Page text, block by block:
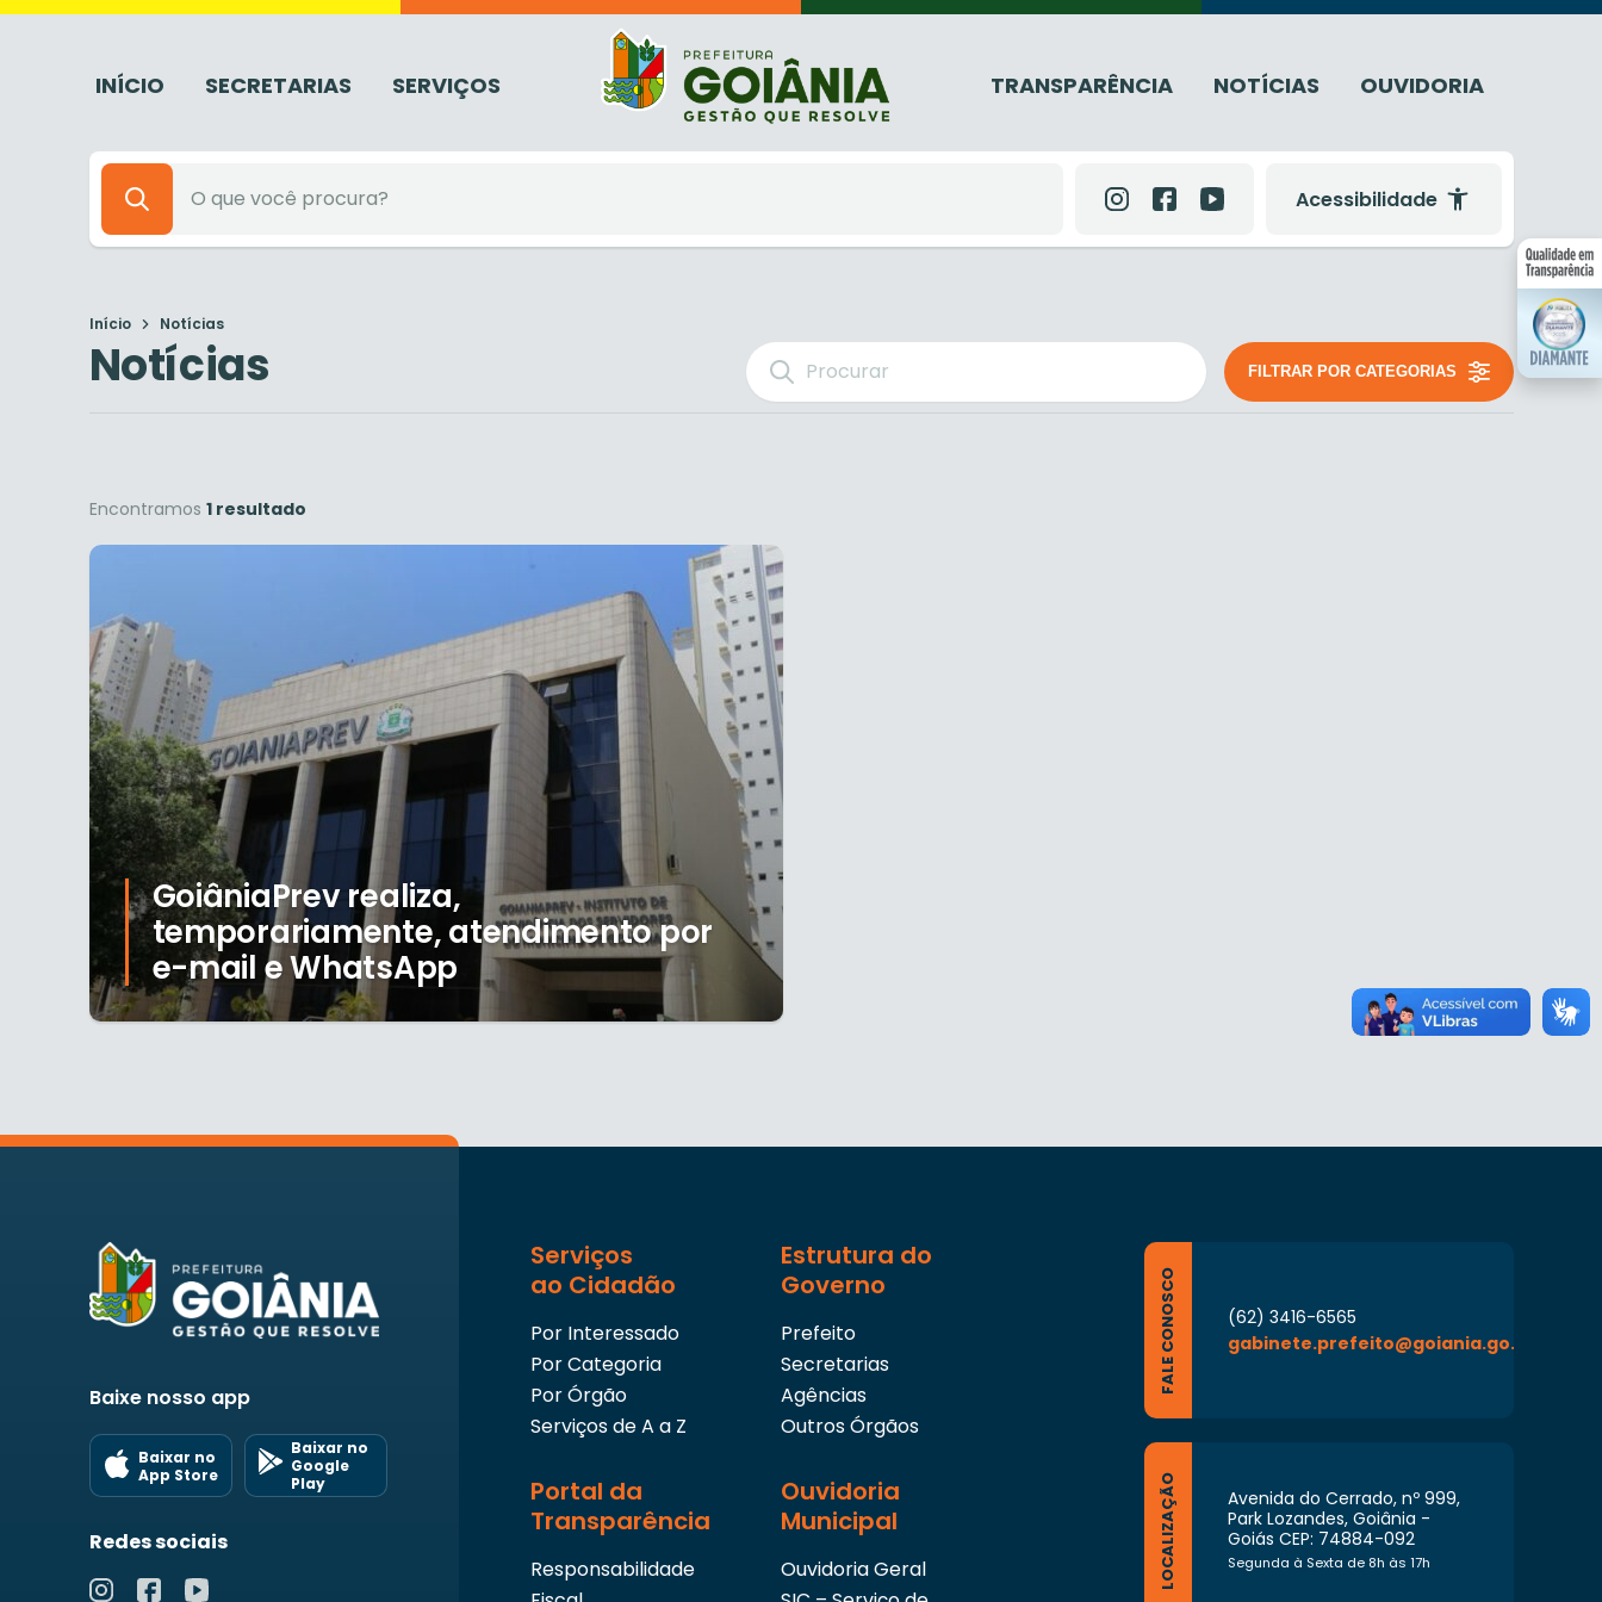
INÍCIO SECRETARIAS SERVIÇOS TRANSPARÊNCIA NOTÍCIAS OUVIDORIA
Acessibilidade
Início Notícias
Notícias FILTRAR POR CATEGORIAS
Encontramos 1 resultado
GoiâniaPrev realiza,
temporariamente, atendimento por
e-mail e WhatsApp
Baixe nosso app
Baixar no
App Store
Baixar no
Google
Play
Redes sociais
Serviços
ao Cidadão
Por Interessado
Por Categoria
Por Órgão
Serviços de A a Z
Estrutura do
Governo
Prefeito
Secretarias
Agências
Outros Órgãos
Portal da
Transparência
Responsabilidade
Ouvidoria
Municipal
Ouvidoria Geral
FALE CONOSCO
(62) 3416-6565
gabinete.prefeito@goiania.go.gov.br
LOCALIZAÇÃO
Avenida do Cerrado, nº 999,
Park Lozandes, Goiânia -
Goiás CEP: 74884-092
Segunda à Sexta de 8h às 17h